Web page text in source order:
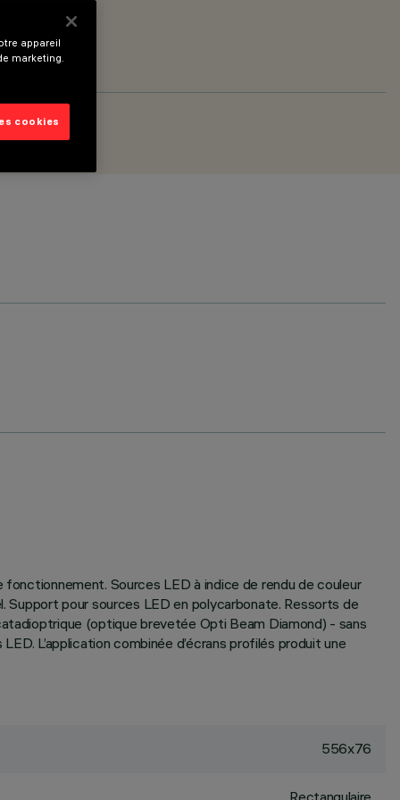
Sources LED à indice de rendu de couleur
pour sources LED en polycarbonate. Ressorts de
(optique brevetée Opti Beam Diamond) - sans
L’application combinée d’écrans profilés produit une
556x76
Rectangulaire
appareil
marketing.
cookies